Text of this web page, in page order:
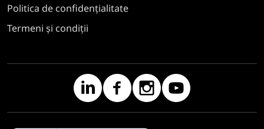
Politica de confidențialitate
Termeni și condiții